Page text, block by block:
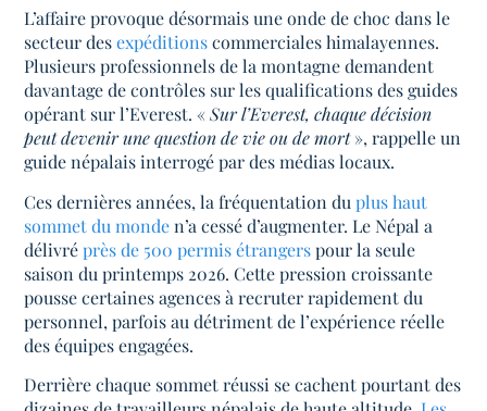
L’affaire provoque désormais une onde de choc dans le
secteur desexpéditionscommerciales himalayennes.
Plusieurs professionnels de la montagne demandent
davantage de contrôles sur les qualifications des guides
opérant sur l’Everest. « Sur l’Everest, chaque décision
peut devenir une question de vie ou de mort», rappelle un
guide népalais interrogé par des médias locaux.
Ces dernières années, la fréquentation du plus haut
sommet du monden’a cessé d’augmenter. Le Népal a
délivréprès de 500 permis étrangerspour la seule
saison du printemps 2026. Cette pression croissante
pousse certaines agences à recruter rapidement du
personnel, parfois au détriment de l’expérience réelle
des équipes engagées.
Derrière chaque sommet réussi se cachent pourtant des